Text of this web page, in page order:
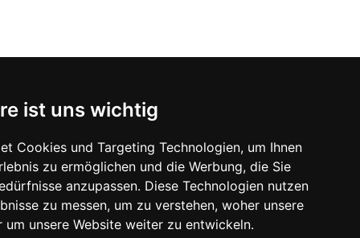
ist uns wichtig
Cookies und Targeting Technologien, um Ihnen
zu ermöglichen und die Werbung, die Sie
anzupassen. Diese Technologien nutzen
zu messen, um zu verstehen, woher unsere
um unsere Website weiter zu entwickeln.